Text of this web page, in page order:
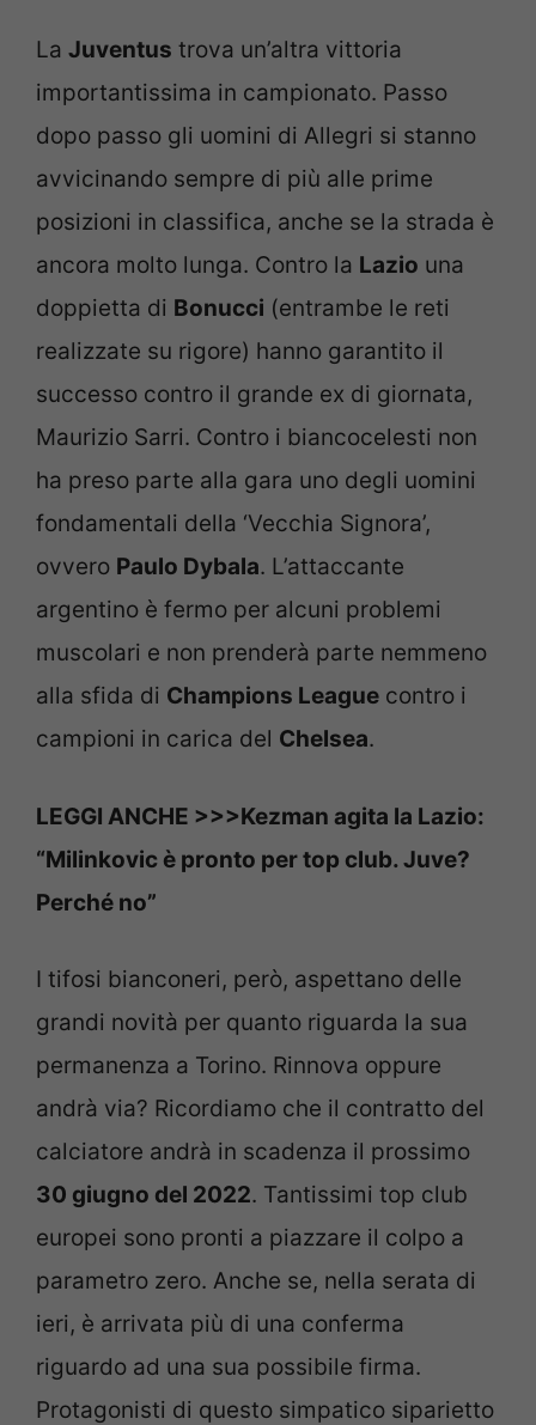
La Juventus trova un’altra vittoria
importantissima in campionato. Passo
dopo passo gli uomini di Allegri si stanno
avvicinando sempre di più alle prime
posizioni in classifica, anche se la strada è
ancora molto lunga. Contro la Lazio una
doppietta di Bonucci (entrambe le reti
realizzate su rigore) hanno garantito il
successo contro il grande ex di giornata,
Maurizio Sarri. Contro i biancocelesti non
ha preso parte alla gara uno degli uomini
fondamentali della ‘Vecchia Signora’,
ovvero Paulo Dybala. L’attaccante
argentino è fermo per alcuni problemi
muscolari e non prenderà parte nemmeno
alla sfida di Champions League contro i
campioni in carica del Chelsea.
LEGGI ANCHE >>>Kezman agita la Lazio:
“Milinkovic è pronto per top club. Juve?
Perché no”
I tifosi bianconeri, però, aspettano delle
grandi novità per quanto riguarda la sua
permanenza a Torino. Rinnova oppure
andrà via? Ricordiamo che il contratto del
calciatore andrà in scadenza il prossimo
30 giugno del 2022. Tantissimi top club
europei sono pronti a piazzare il colpo a
parametro zero. Anche se, nella serata di
ieri, è arrivata più di una conferma
riguardo ad una sua possibile firma.
Protagonisti di questo simpatico siparietto